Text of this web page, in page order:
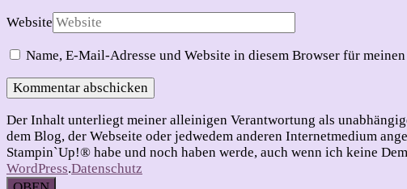
Website
Name, E-Mail-Adresse und Website in diesem Browser für
Der Inhalt unterliegt meiner alleinigen Verantwortung als
dem Blog, der Webseite oder jedwedem anderen Internetmedium
Stampin`Up!® habe und noch haben werde, auch wenn ich keine
WordPress.Datenschutz